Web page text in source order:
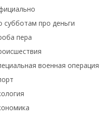
субботам про деньги
пера
военная операция